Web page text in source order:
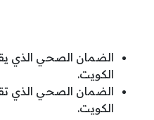
الضمان الصحي الذي
الكويت.
الضمان الصحي الذي
الكويت.